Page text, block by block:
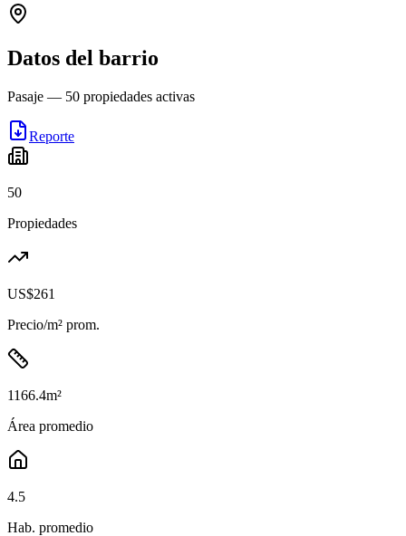
Datos del barrio
Pasaje — 50 propiedades activas
Reporte
50
Propiedades
US$261
Precio/m² prom.
1166.4m²
Área promedio
4.5
Hab. promedio